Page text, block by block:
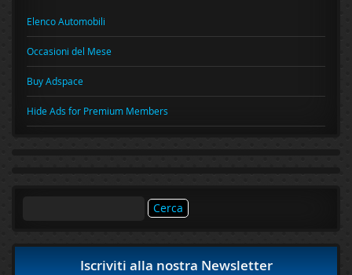
Elenco Automobili
Occasioni del Mese
Buy Adspace
Hide Ads for Premium Members
Iscriviti alla nostra Newsletter